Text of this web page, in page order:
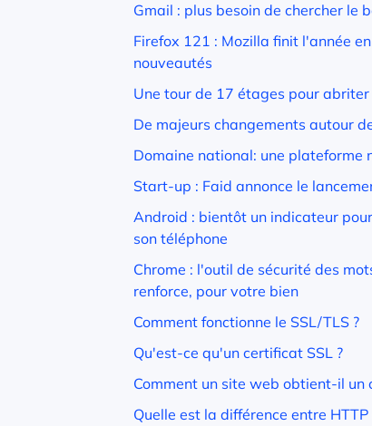
Gmail : plus besoin de chercher le
Firefox 121 : Mozilla finit l'année
nouveautés
Une tour de 17 étages pour
De majeurs changements autour
Domaine national: une plateforme
Start-up : Faid annonce le
Android : bientôt un indicateur
son téléphone
Chrome : l'outil de sécurité des
renforce, pour votre bien
Comment fonctionne le SSL/TLS ?
Qu'est-ce qu'un certificat SSL ?
Comment un site web obtient-il un
Quelle est la différence entre HTTP